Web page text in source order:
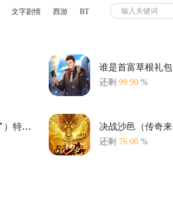
文字剧情 西游
BT
谁是首富草根礼包
还剩 99.90 %
决战沙邑（传奇来了）特权礼包
还剩 76.00 %